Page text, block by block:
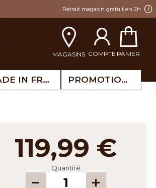
Retrait magasin gratuit en 2h
MAGASINS COMPTE PANIER
MADE IN FRANCE PROMOTIONS
119,99 €
Quantité